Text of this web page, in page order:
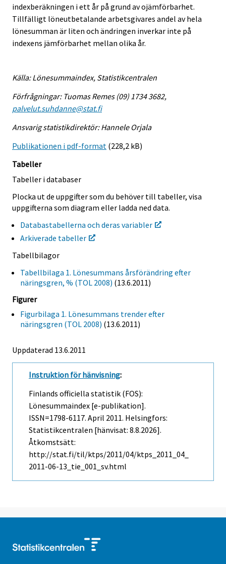
indexberäkningen i ett år på grund av ojämförbarhet.
Tillfälligt löneutbetalande arbetsgivares andel av hela
lönesumman är liten och ändringen inverkar inte på
indexens jämförbarhet mellan olika år.
Källa: Lönesummaindex, Statistikcentralen
Förfrågningar: Tuomas Remes (09) 1734 3682,
palvelut.suhdanne@stat.fi
Ansvarig statistikdirektör: Hannele Orjala
Publikationen i pdf-format (228,2 kB)
Tabeller
Tabeller i databaser
Plocka ut de uppgifter som du behöver till tabeller, visa
uppgifterna som diagram eller ladda ned data.
Databastabellerna och deras variabler
Arkiverade tabeller
Tabellbilagor
Tabellbilaga 1. Lönesummans årsförändring efter
näringsgren, % (TOL 2008) (13.6.2011)
Figurer
Figurbilaga 1. Lönesummans trender efter
näringsgren (TOL 2008) (13.6.2011)
Uppdaterad 13.6.2011
Instruktion för hänvisning:
Finlands officiella statistik (FOS):
Lönesummaindex [e-publikation].
ISSN=1798-6117. April 2011. Helsingfors:
Statistikcentralen [hänvisat: 8.8.2026].
Åtkomstsätt:
http://stat.fi/til/ktps/2011/04/ktps_2011_04_
2011-06-13_tie_001_sv.html